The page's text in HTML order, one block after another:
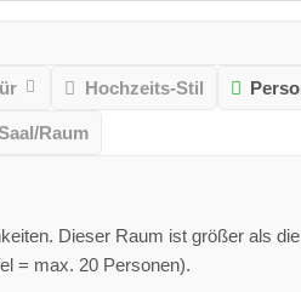
Hochzeits-Stil
Raum
Dieser Raum ist größer als
= max. 20 Personen).